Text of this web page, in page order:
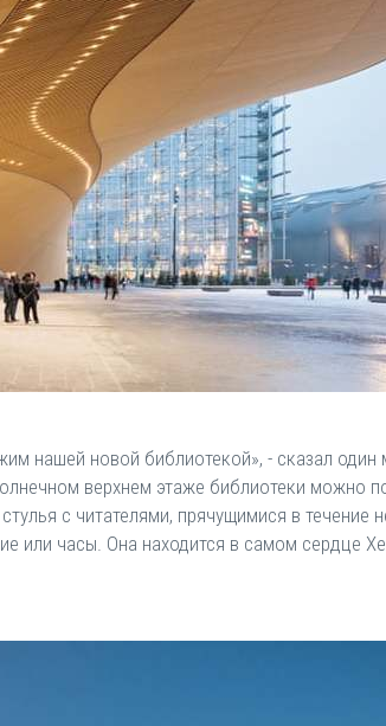
нашей новой библиотекой», - сказал
верхнем этаже библиотеки можно
с читателями, прячущимися в
или часы. Она находится в самом сердце